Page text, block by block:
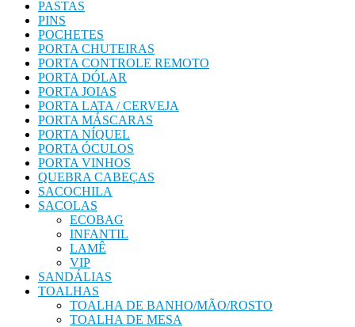
PASTAS
PINS
POCHETES
PORTA CHUTEIRAS
PORTA CONTROLE REMOTO
PORTA DÓLAR
PORTA JOIAS
PORTA LATA / CERVEJA
PORTA MÁSCARAS
PORTA NÍQUEL
PORTA ÓCULOS
PORTA VINHOS
QUEBRA CABEÇAS
SACOCHILA
SACOLAS
ECOBAG
INFANTIL
LAMÊ
VIP
SANDÁLIAS
TOALHAS
TOALHA DE BANHO/MÃO/ROSTO
TOALHA DE MESA